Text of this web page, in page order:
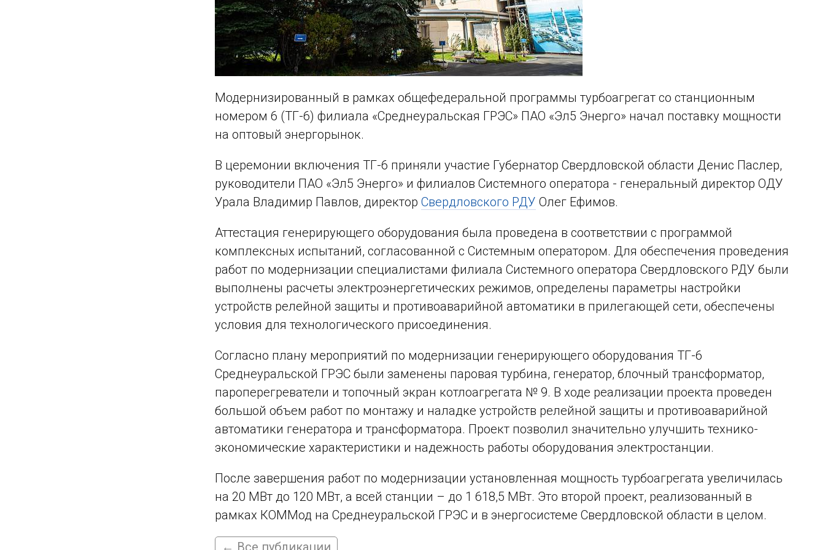
Модернизированный в рамках общефедеральной программы турбоагрегат со станционным
номером 6 (ТГ-6) филиала «Среднеуральская ГРЭС» ПАО «Эл5 Энерго» начал поставку мощности
на оптовый энергорынок.
В церемонии включения ТГ-6 приняли участие Губернатор Свердловской области Денис Паслер,
руководители ПАО «Эл5 Энерго» и филиалов Системного оператора - генеральный директор ОДУ
Урала Владимир Павлов, директор Свердловского РДУ Олег Ефимов.
Аттестация генерирующего оборудования была проведена в соответствии с программой
комплексных испытаний, согласованной с Системным оператором. Для обеспечения проведения
работ по модернизации специалистами филиала Системного оператора Свердловского РДУ были
выполнены расчеты электроэнергетических режимов, определены параметры настройки
устройств релейной защиты и противоаварийной автоматики в прилегающей сети, обеспечены
условия для технологического присоединения.
Согласно плану мероприятий по модернизации генерирующего оборудования ТГ-6
Среднеуральской ГРЭС были заменены паровая турбина, генератор, блочный трансформатор,
пароперегреватели и топочный экран котлоагрегата № 9. В ходе реализации проекта проведен
большой объем работ по монтажу и наладке устройств релейной защиты и противоаварийной
автоматики генератора и трансформатора. Проект позволил значительно улучшить технико-
экономические характеристики и надежность работы оборудования электростанции.
После завершения работ по модернизации установленная мощность турбоагрегата увеличилась
на 20 МВт до 120 МВт, а всей станции – до 1 618,5 МВт. Это второй проект, реализованный в
рамках КОММод на Среднеуральской ГРЭС и в энергосистеме Свердловской области в целом.
← Все публикации